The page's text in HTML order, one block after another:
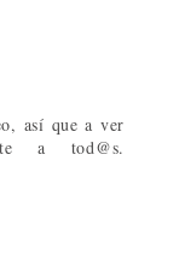
así que a ver
a tod@s.